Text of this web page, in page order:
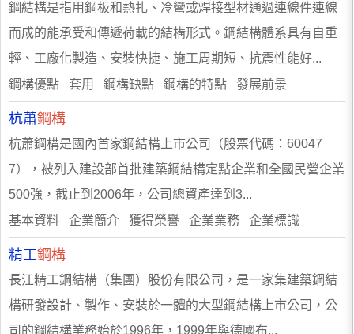
鋼結構是指用鋼板和熱扎、冷彎或焊接型材通過連線件連線
而成的能承受和傳遞荷載的結構形式。鋼結構體系具有自重
輕、工廠化製造、安裝快捷、施工周期短、抗震性能好...
鋼構優點 套用 鋼構缺點 鋼構的特點 發展前景
杭蕭鋼構
杭蕭鋼構是國內首家鋼結構上市公司（股票代碼：60047
7），被列入建設部首批建築鋼結構定點企業和全國民營企業
500強，截止到2006年，公司總資產達到3...
基本資料 企業簡介 獲得榮譽 企業業務 企業標識
精工鋼構
長江精工鋼結構（集團）股份有限公司，是一家集建築鋼結
構研發設計、製作、安裝於一體的大型鋼結構上市公司，公
司的鋼結構業務始於1996年，1999年與德國布...